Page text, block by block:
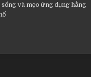
và mẹo ứng dụng hằng